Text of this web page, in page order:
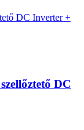
DC